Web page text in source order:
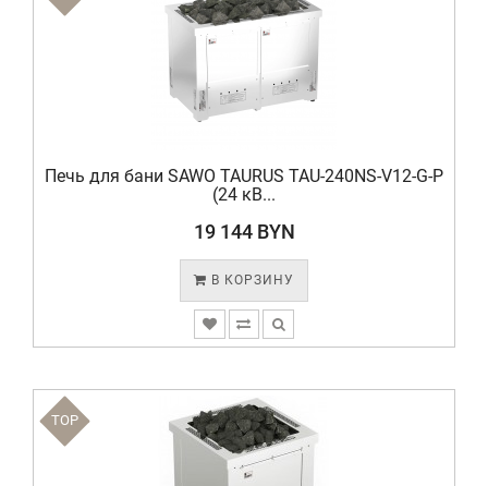
Печь для бани SAWO TAURUS TAU-240NS-V12-G-P
(24 кВ...
19 144 BYN
В КОРЗИНУ
TOP